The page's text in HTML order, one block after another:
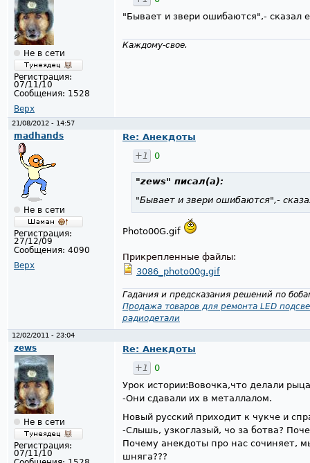
Не в сети
Регистрация:
07/11/10
Сообщения: 1528
Верх
"Бывает и звери ошибаются",- сказал
Каждому-свое.
21/08/2012 - 14:57
madhands
Не в сети
Регистрация:
27/12/09
Сообщения: 4090
Верх
Re: Анекдоты
+1
0
"zews" писал(а):
"Бывает и звери ошибаются",-
Photo00G.gif
Прикрепленные файлы:
3086_photo00g.gif
Гадания и предсказания решений по
Продажа товаров для ремонта LED
радиодетали
12/02/2011 - 23:04
zews
Не в сети
Регистрация:
07/11/10
Re: Анекдоты
+1
0
Урок истории:Вовочка,что делали
-Они сдавали их в металлалом.
Новый русский приходит к чукче и
-Слышь, узкоглазый, чо за ботва?
Почему анекдоты про нас сочиняет,
шняга???